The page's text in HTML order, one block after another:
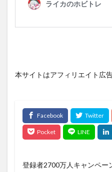
本サイトはアフィリエイト広
登録者2700万人キャンペー